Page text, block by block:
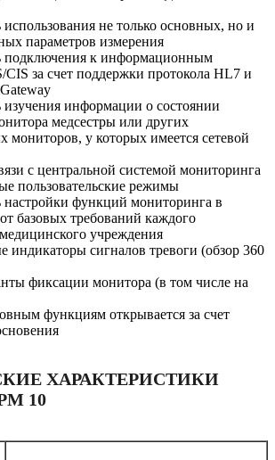
не только основных, но и
параметров измерения
подключения к информационным
CIS за счет поддержки протокола HL7 и
информации о состоянии
медсестры или других
мониторов, у которых имеется сетевой
с центральной системой мониторинга
пользовательские режимы
функций мониторинга в
базовых требований каждого
учреждения
индикаторы сигналов тревоги (обзор 360
фиксации монитора (в том числе на
функциям открывается за счет
ХАРАКТЕРИСТИКИ
10